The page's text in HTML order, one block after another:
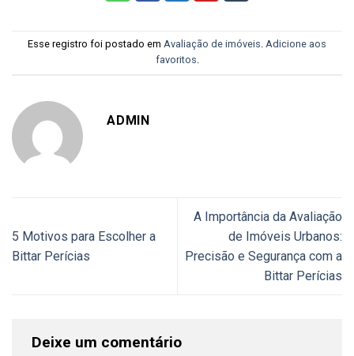
Esse registro foi postado em Avaliação de imóveis. Adicione aos
favoritos.
ADMIN
5 Motivos para Escolher a
Bittar Perícias
A Importância da Avaliação
de Imóveis Urbanos:
Precisão e Segurança com a
Bittar Perícias
Deixe um comentário